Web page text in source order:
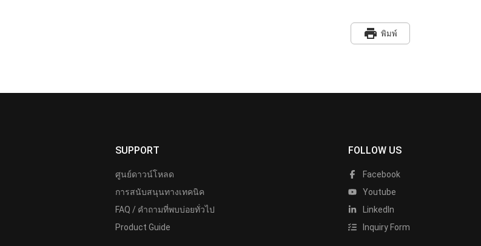
print พิมพ์
SUPPORT
ศูนย์ดาวน์โหลด
การสนับสนุนทางเทคนิค
FAQ / คำถามที่พบบ่อยทั่วไป
Product Guide
FOLLOW US
Facebook
Youtube
LinkedIn
Inquiry Form